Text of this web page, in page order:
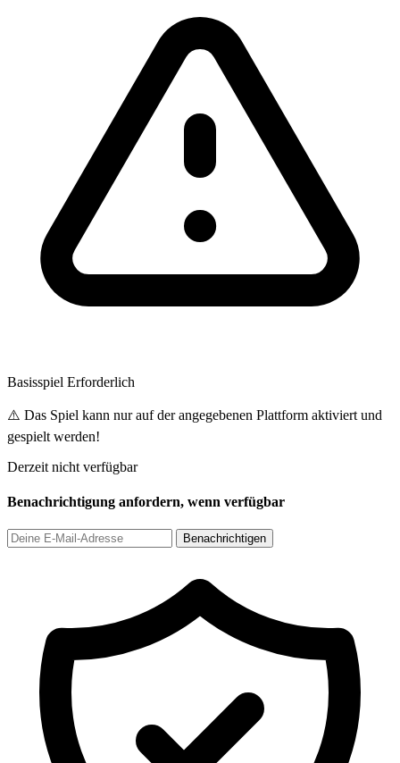
Basisspiel Erforderlich
⚠️ Das Spiel kann nur auf der angegebenen Plattform aktiviert und
gespielt werden!
Derzeit nicht verfügbar
Benachrichtigung anfordern, wenn verfügbar
Benachrichtigen